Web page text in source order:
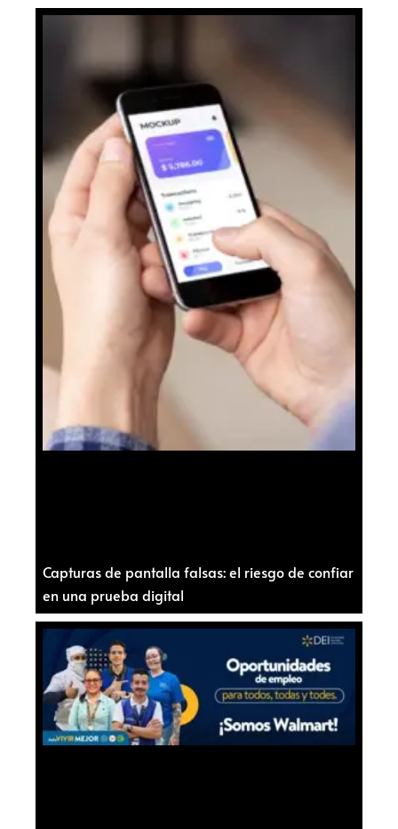
Capturas de pantalla falsas: el riesgo de confiar
en una prueba digital